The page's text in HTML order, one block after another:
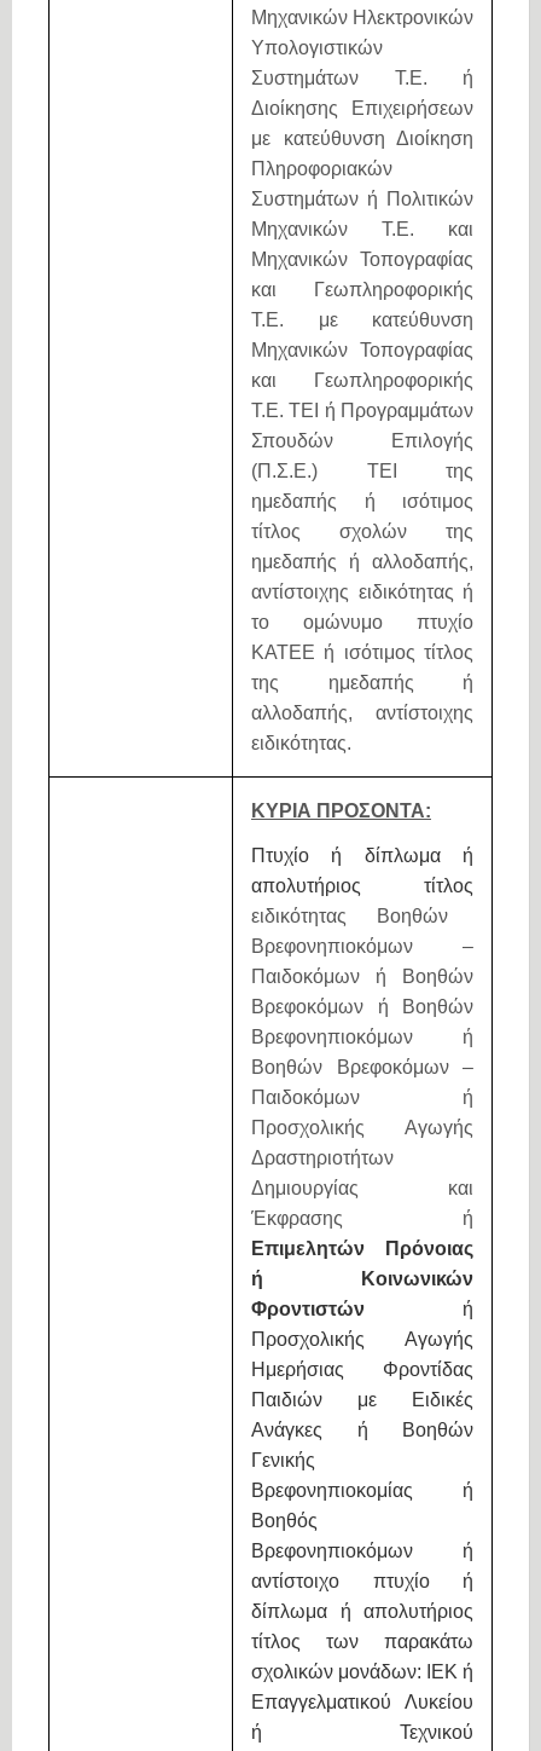
Μηχανικών Ηλεκτρονικών
Υπολογιστικών
Συστημάτων Τ.Ε. ή
Διοίκησης Επιχειρήσεων
με κατεύθυνση Διοίκηση
Πληροφοριακών
Συστημάτων ή Πολιτικών
Μηχανικών Τ.Ε. και
Μηχανικών Τοπογραφίας
και Γεωπληροφορικής
Τ.Ε. με κατεύθυνση
Μηχανικών Τοπογραφίας
και Γεωπληροφορικής
Τ.Ε. ΤΕΙ ή Προγραμμάτων
Σπουδών Επιλογής
(Π.Σ.Ε.) ΤΕΙ της
ημεδαπής ή ισότιμος
τίτλος σχολών της
ημεδαπής ή αλλοδαπής,
αντίστοιχης ειδικότητας ή
το ομώνυμο πτυχίο
ΚΑΤΕΕ ή ισότιμος τίτλος
της ημεδαπής ή
αλλοδαπής, αντίστοιχης
ειδικότητας.
ΚΥΡΙΑ ΠΡΟΣΟΝΤΑ:
Πτυχίο ή δίπλωμα ή
απολυτήριος τίτλος
ειδικότητας Βοηθών
Βρεφονηπιοκόμων –
Παιδοκόμων ή Βοηθών
Βρεφοκόμων ή Βοηθών
Βρεφονηπιοκόμων ή
Βοηθών Βρεφοκόμων –
Παιδοκόμων ή
Προσχολικής Αγωγής
Δραστηριοτήτων
Δημιουργίας και
Έκφρασης ή
Επιμελητών Πρόνοιας
ή Κοινωνικών
Φροντιστών
ή
Προσχολικής Αγωγής
Ημερήσιας Φροντίδας
Παιδιών με Ειδικές
Ανάγκες ή Βοηθών
Γενικής
Βρεφονηπιοκομίας ή
Βοηθός
Βρεφονηπιοκόμων ή
αντίστοιχο πτυχίο ή
δίπλωμα ή απολυτήριος
τίτλος των παρακάτω
σχολικών μονάδων: ΙΕΚ ή
Επαγγελματικού Λυκείου
ή Τεχνικού